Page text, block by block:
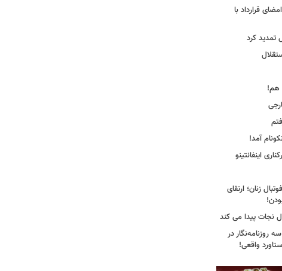
قرارداد با
کرد
هم!
آمد!
اینفانتینو
زنان؛ ارتقای
نجات پیدا می کند
روزنامه‌نگار در
واقعی!